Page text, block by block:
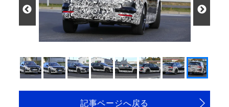
記事ページへ戻る